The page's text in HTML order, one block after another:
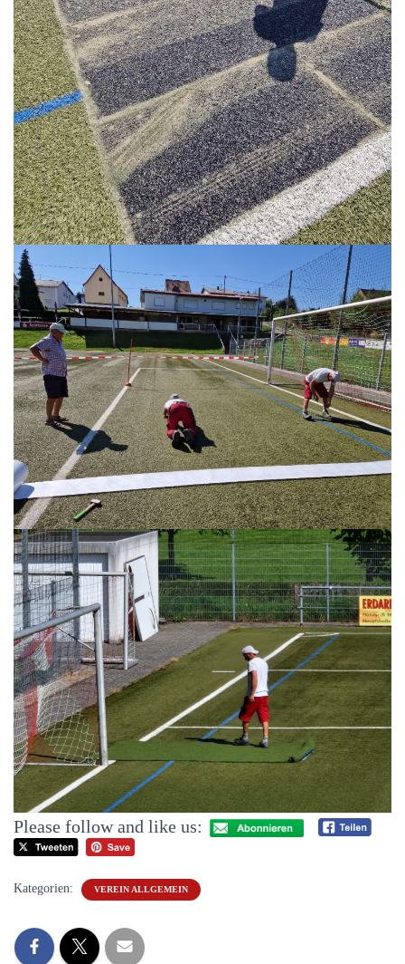
Please follow and like us:
Kategorien: VEREIN ALLGEMEIN